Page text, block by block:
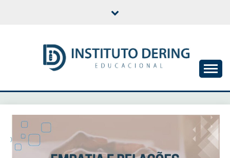
INSTITUTO DERING
EDUCACIONAL